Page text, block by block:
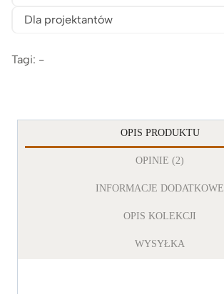
Dla projektantów
Tagi: -
OPIS PRODUKTU
OPINIE (2)
INFORMACJE DODATKOWE
OPIS KOLEKCJI
WYSYŁKA